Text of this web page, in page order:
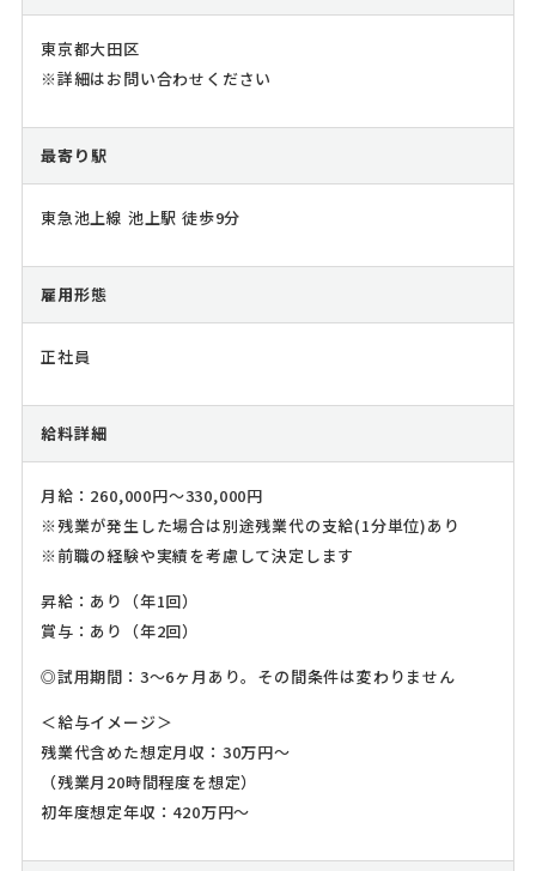
東京都大田区
※詳細はお問い合わせください
最寄り駅
東急池上線 池上駅 徒歩9分
雇用形態
正社員
給料詳細
月給：260,000円～330,000円
※残業が発生した場合は別途残業代の支給(1分単位)あり
※前職の経験や実績を考慮して決定します
昇給：あり（年1回）
賞与：あり（年2回）
◎試用期間：3～6ヶ月あり。その間条件は変わりません
＜給与イメージ＞
残業代含めた想定月収：30万円～
（残業月20時間程度を想定）
初年度想定年収：420万円～